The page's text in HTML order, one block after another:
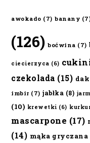
awokado (7) banany
(126) boćwina (7)
ciecierzyca (6)
czekolada (15)
imbir (7) jabłka (8)
(10) krewetki (6)
mascarpone (17)
(14) mąka gryczana